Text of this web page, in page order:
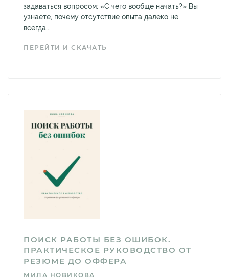
задаваться вопросом: «С чего вообще начать?» Вы
узнаете, почему отсутствие опыта далеко не
всегда...
ПЕРЕЙТИ И СКАЧАТЬ
ПОИСК РАБОТЫ БЕЗ ОШИБОК.
ПРАКТИЧЕСКОЕ РУКОВОДСТВО ОТ
РЕЗЮМЕ ДО ОФФЕРА
МИЛА НОВИКОВА